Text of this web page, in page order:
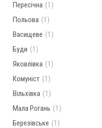
Пересічна (1)
Польова (1)
Васищеве (1)
Буди (1)
Яковлівка (1)
Комуніст (1)
Вільхівка (1)
Мала Рогань (1)
Березівське (1)